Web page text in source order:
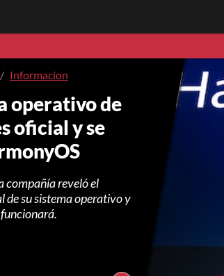
Informacion
operativo de
oficial y se
compañía reveló el
de su sistema operativo y